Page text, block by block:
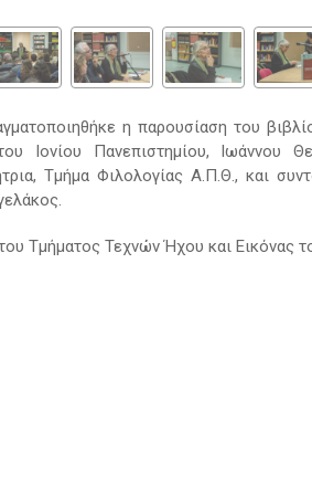
η παρουσίαση του
Ιονίου Πανεπιστημίου, Ιωάννου
Τμήμα Φιλολογίας Α.Π.Θ., και
Τμήματος Τεχνών Ήχου και Εικόνας